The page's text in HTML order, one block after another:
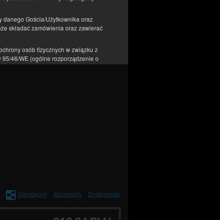
danego Gościa/Użytkownika oraz
składać zamówienia oraz zawierać
osób fizycznych w związku z
46/WE (ogólne rozporządzenie o
informacje zawarte w plikach
urządzenia, dane dotyczące
o geolokalizacji jest
NIP, numer konta bankowego
rezerwacyjnym wymaga
mogą stanowić dane osobowe i
cookies lub innych podobnych
Udostępnij Szczegóły Dostępność